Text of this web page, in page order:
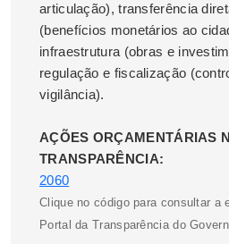
articulação), transferência
(benefícios monetários ao
infraestrutura (obras e
regulação e fiscalização
vigilância).
AÇÕES ORÇAMENTÁRIAS
TRANSPARÊNCIA:
2060
Clique no código para consultar a
Portal da Transparência do